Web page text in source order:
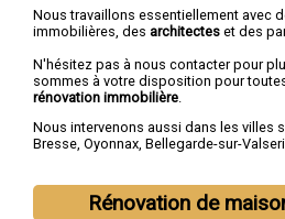
Nous travaillons essentiellement avec
immobilières, des architectes et des
N'hésitez pas à nous contacter pour
sommes à votre disposition pour
rénovation immobilière
Nous intervenons aussi dans les villes
Bresse, Oyonnax, Bellegarde-sur-
Rénovation de